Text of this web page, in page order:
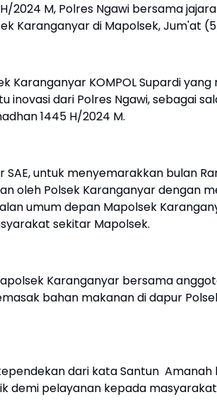
2024 M, Polres Ngawi bersama
Karanganyar di Mapolsek, Jum'at
Karanganyar KOMPOL Supardi
inovasi dari Polres Ngawi, sebagai
1445 H/2024 M.
untuk menyemarakkan bulan
oleh Polsek Karanganyar dengan
umum depan Mapolsek
sekitar Mapolsek.
Karanganyar bersama
bahan makanan di dapur
dari kata Santun
demi pelayanan kepada